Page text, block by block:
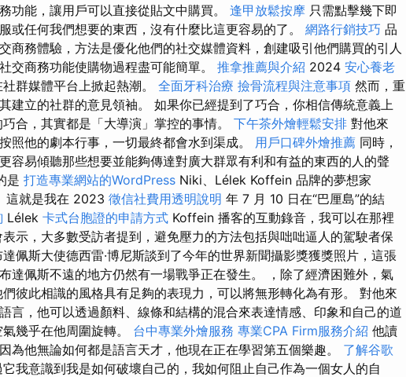
功能，讓用戶可以直接從貼文中購買。 逢甲放鬆按摩 只需點擊幾下即
或任何我們想要的東西，沒有什麼比這更容易的了。 網路行銷技巧 品
商務體驗，方法是優化他們的社交媒體資料，創建吸引他們購買的引人
交商務功能使購物過程盡可能簡單。 推拿推薦與介紹 2024 安心養老
群媒體平台上掀起熱潮。 全面牙科治療 撿骨流程與注意事項 然而，重
建立的社群的意見領袖。 如果你已經提到了巧合，你相信傳統意義上
合，其實都是「大導演」掌控的事情。 下午茶外燴輕鬆安排 對他來
照他的劇本行事，一切最終都會水到渠成。 用戶口碑外燴推薦 同時，
容易傾聽那些想要並能夠傳達對廣大群眾有利和有益的東西的人的聲
是 打造專業網站的WordPress Niki、Lélek Koffein 品牌的夢想家
這就是我在 2023 徵信社費用透明說明 年 7 月 10 日在“巴厘島”的結
Lélek 卡式台胞證的申請方式 Koffein 播客的互動錄音，我可以在那裡
示，大多數受訪者提到，避免壓力的方法包括與咄咄逼人的駕駛者保
佩斯大使德西雷·博尼斯談到了今年的世界新聞攝影獎獲獎照片，這張
達佩斯不遠的地方仍然有一場戰爭正在發生。 ，除了經濟困難外，氣
彼此相識的風格具有足夠的表現力，可以將無形轉化為有形。 對他來
言，他可以透過顏料、線條和結構的混合來表達情感、印象和自己的道
幾乎在他周圍旋轉。 台中專業外燴服務 專業CPA Firm服務介紹 他讀
為他無論如何都是語言天才，他現在正在學習第五個樂趣。 了解谷歌
我意識到我是如何破壞自己的，我如何阻止自己作為一個女人的自